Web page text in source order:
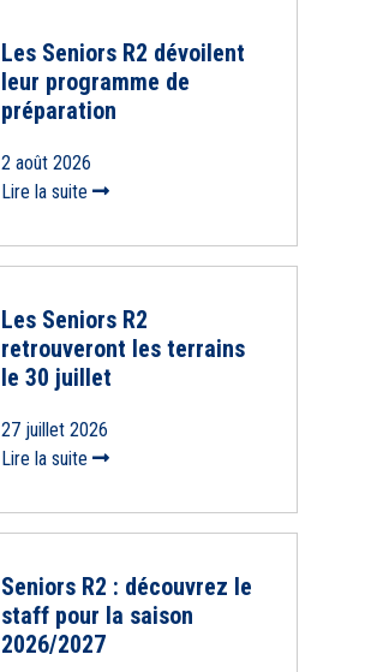
Les Seniors R2 dévoilent
leur programme de
préparation
2 août 2026
Lire la suite
Les Seniors R2
retrouveront les terrains
le 30 juillet
27 juillet 2026
Lire la suite
Seniors R2 : découvrez le
staff pour la saison
2026/2027